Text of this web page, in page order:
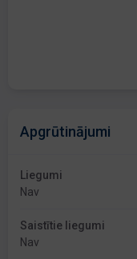
Apgrūtinājumi
Liegumi
Nav
Saistītie liegumi
Nav